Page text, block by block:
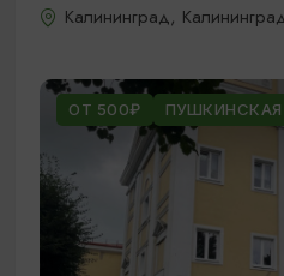
Калининград,
ОТ 500₽ ПУШКИНСКАЯ